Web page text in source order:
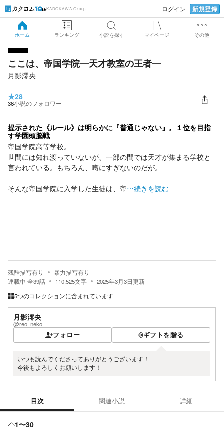
KADOKAWA Group ログイン 新規登録
ホーム ランキング 小説を探す マイページ その他
ここは、帝国学院―天才教室の王者―
月影澪央
★28
36小説のフォロワー
提示された《ルール》は明らかに『普通じゃない』。１位を目指
す学園頭脳戦
帝国学院高等学校。
世間には知れ渡っていないが、一部の間では天才が集まる学校と
言われている。もちろん、噂にすぎないのだが。
そんな帝国学院に入学した生徒は、帝…続きを読む
残酷描写有り
暴力描写有り
連載中 全39話 110,525文字 2025年3月3日更新
5つのコレクションに含まれています
月影澪央
@reo_neko
フォロー ギフトを贈る
いつも読んでくださってありがとうございます！
今後もよろしくお願いします！
目次 関連小説 詳細
1〜30